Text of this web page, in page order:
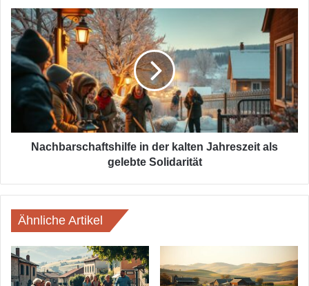
Nachbarschaftshilfe
in
der
kalten
Jahreszeit
als
gelebte
Solidarität
Nachbarschaftshilfe in der kalten Jahreszeit als
gelebte Solidarität
Ähnliche Artikel